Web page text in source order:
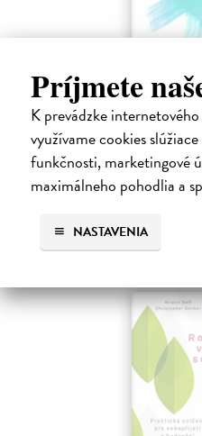
Príjmete
K prevádzke
využívame cookies
funkčnosti, marketingové
maximálneho pohodlia a
NASTAVENIA
Menej konať, viac
Gajdošová Stanislava| Kniha
Strávila som roky vo väzení, žila
som nachádzala v tom, koľko toho
Dodávateľ nemá titul na
13,99 € ?